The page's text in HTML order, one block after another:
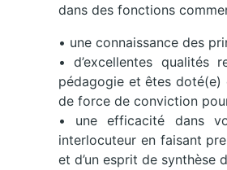
dans des fonctions
• une connaissance des
• d’excellentes qualités
pédagogie et êtes doté(e)
de force de conviction
• une efficacité dans
interlocuteur en faisant
et d’un esprit de synthèse